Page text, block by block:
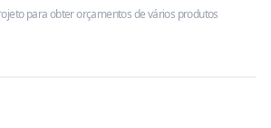
para obter orçamentos de vários produtos